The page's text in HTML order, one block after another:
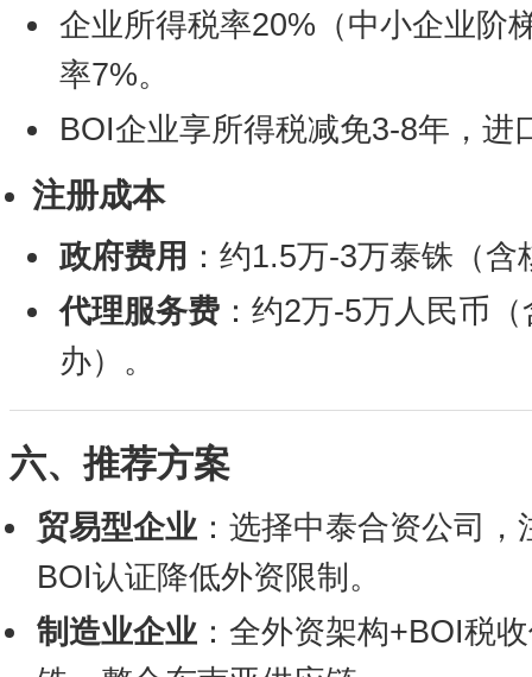
企业所得税率20%（中小企业阶
率7%。
BOI企业享所得税减免3-8年，进
注册成本
政府费用 ：约1.5万-3万泰铢（
代理服务费 ：约2万-5万人民币
办）。
六、推荐方案
贸易型企业 ：选择中泰合资公司
BOI认证降低外资限制。
制造业企业 ：全外资架构+BOI税